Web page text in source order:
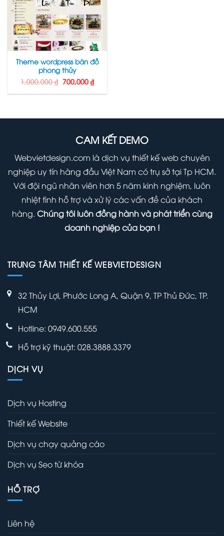
Theme wordpress bán đồ
phong thủy
1,000,000₫ Giá
gốc
là:
700,000 ₫Giá
hiện
tại
CAM KẾT DEMO
Webvietdesign.com là dịch vụ thiết kế web chuyên
nghiệp uy tín hàng đầu Việt Nam có trụ sở tại Tp HCM.
Với đội ngũ nhân viên hơn 5 năm kinh nghiệm, luôn
nhiệt tình hỗ trợ và xử lý các vấn đề của khách
hàng. Chúng tôi luôn đồng hành và phát triển cùng
doanh nghiệp của bạn !
TRUNG TÂM THIẾT KẾ WEBVIETDESIGN
32 Thủy Lợi, Phước Long A, Quận 9, TP Thủ Đức, TP.
HCM
Hotline: 0949.600.555
Hỗ trợ kỹ thuật: 028.3888.3379
DỊCH VỤ
Dịch vụ Hosting
Thiết kế Website
Dịch vụ chạy quảng cáo
Dịch vụ Seo từ khóa
HỖ TRỢ
Liên hệ